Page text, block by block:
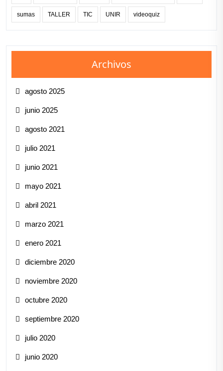
sumas TALLER TIC UNIR videoquiz
Archivos
agosto 2025
junio 2025
agosto 2021
julio 2021
junio 2021
mayo 2021
abril 2021
marzo 2021
enero 2021
diciembre 2020
noviembre 2020
octubre 2020
septiembre 2020
julio 2020
junio 2020